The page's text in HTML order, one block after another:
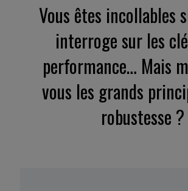
Vous êtes incollables
interroge sur les
performance… Mais
vous les grands
robustesse ?